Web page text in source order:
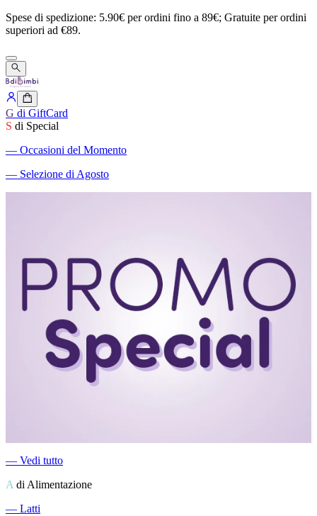
Spese di spedizione: 5.90€ perordini fino a 89€; Gratuite perordini
superiori ad €89.
G di GiftCard
S di Special
― Occasioni del Momento
― Selezione di Agosto
― Vedi tutto
A di Alimentazione
― Latti